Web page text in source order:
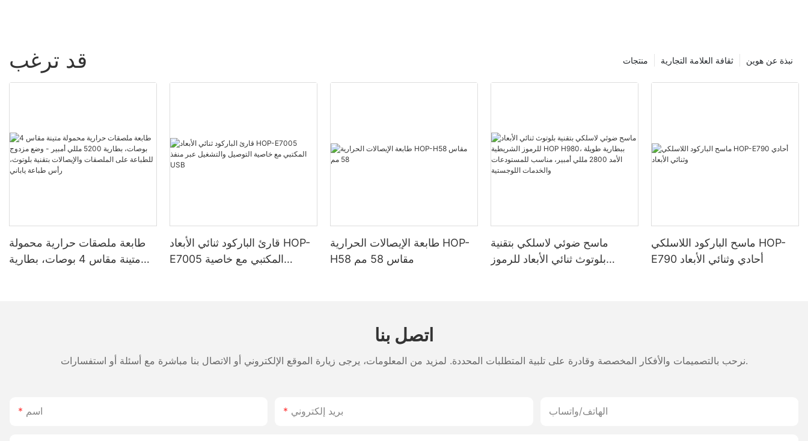
قد ترغب نبذة عن هوين ثقافة العلامة التجارية منتجات
طابعة ملصقات حرارية محمولة
متينة مقاس 4 بوصات، بطارية
قارئ الباركود ثنائي الأبعاد HOP-
E7005 المكتبي مع خاصية
طابعة الإيصالات الحرارية HOP-
H58 مقاس 58 مم
ماسح ضوئي لاسلكي بتقنية
بلوتوث ثنائي الأبعاد للرموز
ماسح الباركود اللاسلكي HOP-
E790 أحادي وثنائي الأبعاد
اتصل بنا
نرحب بالتصميمات والأفكار المخصصة وقادرة على تلبية المتطلبات المحددة. لمزيد من المعلومات، يرجى زيارة الموقع الإلكتروني أو الاتصال بنا مباشرة مع أسئلة أو استفسارات.
اسم بريد إلكتروني الهاتف/واتساب